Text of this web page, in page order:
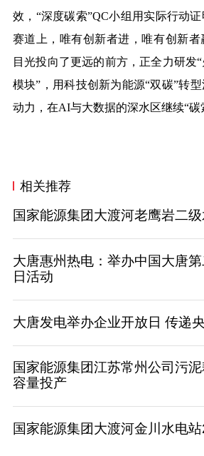
效，“深度碳索”QC小组用实际行动
赛道上，唯有创新者进，唯有创新
目光投向了更远的前方，正全力研发
模块”，用科技创新为能源“双碳”转
动力，在AI与大数据的深水区继续“碳
相关推荐
国家能源集团大渡河老鹰岩二
大唐惠州热电：举办中国大唐
日活动
大唐发电举办企业开放日 传递
国家能源集团江苏常州公司污
容量投产
国家能源集团大渡河金川水电